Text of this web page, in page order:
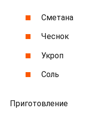
Сметана
Чеснок
Укроп
Соль
Приготовление